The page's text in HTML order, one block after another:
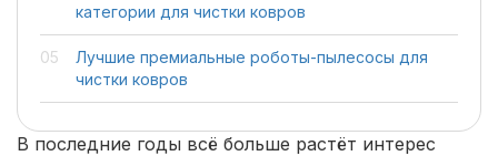
категории для чистки ковров
Лучшие премиальные роботы-пылесосы для
чистки ковров
В последние годы всё больше растёт интерес